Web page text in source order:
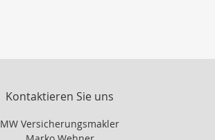
Kontaktieren Sie uns
MW Versicherungsmakler